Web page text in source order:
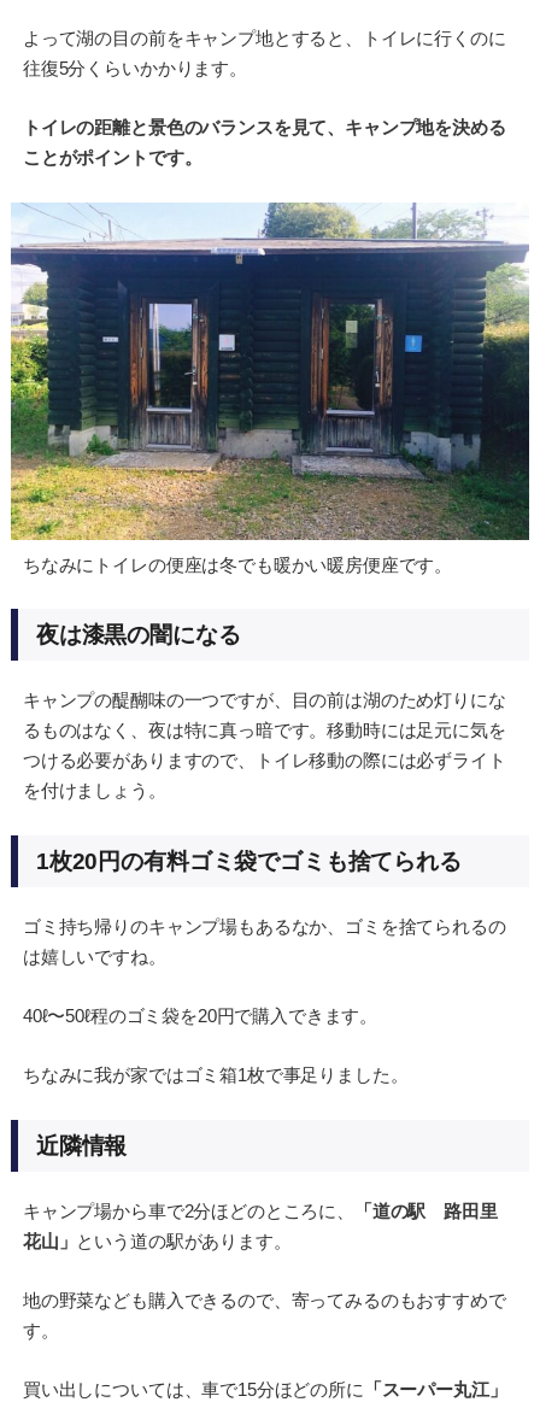
よって湖の目の前をキャンプ地とすると、トイレに行くのに
往復5分くらいかかります。
トイレの距離と景色のバランスを見て、キャンプ地を決める
ことがポイントです。
ちなみにトイレの便座は冬でも暖かい暖房便座です。
夜は漆黒の闇になる
キャンプの醍醐味の一つですが、目の前は湖のため灯りにな
るものはなく、夜は特に真っ暗です。移動時には足元に気を
つける必要がありますので、トイレ移動の際には必ずライト
を付けましょう。
1枚20円の有料ゴミ袋でゴミも捨てられる
ゴミ持ち帰りのキャンプ場もあるなか、ゴミを捨てられるの
は嬉しいですね。
40ℓ〜50ℓ程のゴミ袋を20円で購入できます。
ちなみに我が家ではゴミ箱1枚で事足りました。
近隣情報
キャンプ場から車で2分ほどのところに、
「道の駅 路田里
花山」 という道の駅があります。
地の野菜なども購入できるので、寄ってみるのもおすすめで
す。
買い出しについては、車で15分ほどの所に
「スーパー丸江」